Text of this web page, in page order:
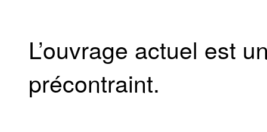
L’ouvrage actuel est
précontraint.